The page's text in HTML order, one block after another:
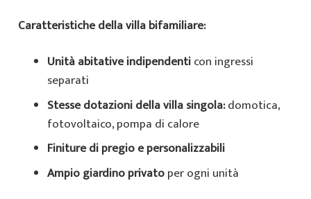
Caratteristiche della villa bifamiliare:
Unità abitative indipendenticon ingressi
separati
Stesse dotazioni della villa singola:domotica,
fotovoltaico, pompa di calore
Finiture di pregio e personalizzabili
Ampio giardino privatoper ogni unità